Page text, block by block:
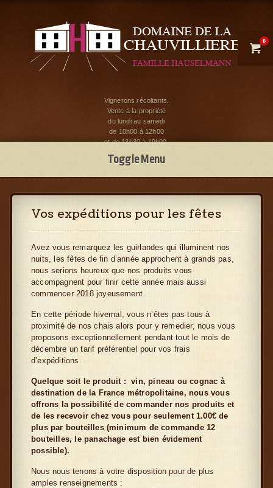
Vignerons récoltants.
Vente à la propriété
du lundi au samedi
de 10h00 à 12h00
et de 13h30 à 19h00.

0
Toggle Menu
Vos expéditions pour les fêtes
Avez vous remarquez les guirlandes qui illuminent nos
nuits, les fêtes de fin d’année approchent à grands pas,
nous serions heureux que nos produits vous
accompagnent pour finir cette année mais aussi
commencer 2018 joyeusement.
En cette période hivernal, vous n’êtes pas tous à
proximité de nos chais alors pour y remedier, nous vous
proposons exceptionnellement pendant tout le mois de
décembre un tarif préférentiel pour vos frais
d’expéditions.
Quelque soit le produit : vin, pineau ou cognac à
destination de la France métropolitaine, nous vous
offrons la possibilité de commander nos produits et
de les recevoir chez vous pour seulement 1.00€ de
plus par bouteilles (minimum de commande 12
bouteilles, le panachage est bien évidement
possible).
Nous nous tenons à votre disposition pour de plus
amples renseignements :